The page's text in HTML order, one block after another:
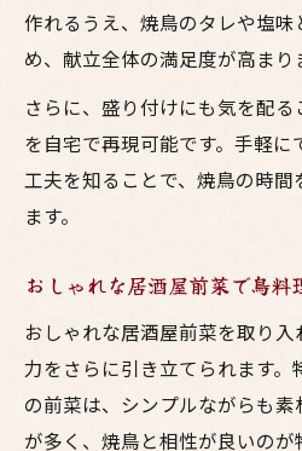
作れるうえ、焼鳥のタレや塩
め、献立全体の満足度が高まり
さらに、盛り付けにも気を配
を自宅で再現可能です。手軽に
工夫を知ることで、焼鳥の時
ます。
おしゃれな居酒屋前菜で鳥
おしゃれな居酒屋前菜を取り
力をさらに引き立てられます
の前菜は、シンプルながらも
が多く、焼鳥と相性が良いのが